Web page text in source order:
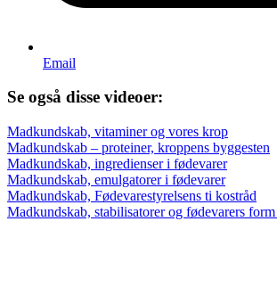
Email
Se også disse videoer:
Madkundskab, vitaminer og vores krop
Madkundskab – proteiner, kroppens byggesten
Madkundskab, ingredienser i fødevarer
Madkundskab, emulgatorer i fødevarer
Madkundskab, Fødevarestyrelsens ti kostråd
Madkundskab, stabilisatorer og fødevarers